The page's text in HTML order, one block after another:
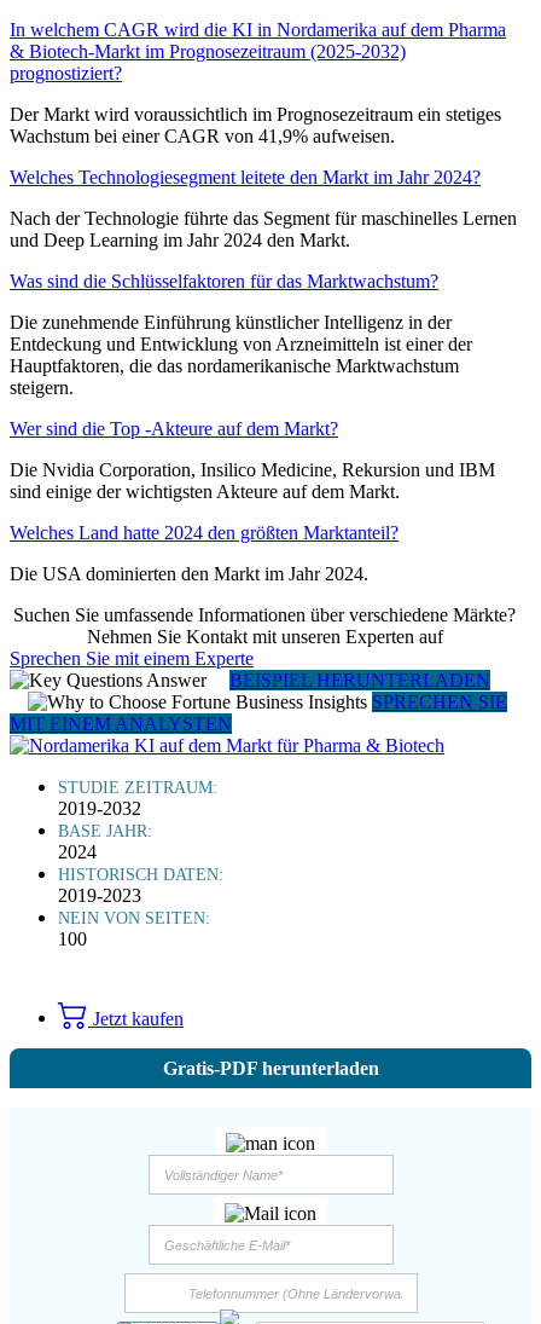
In welchem ​​CAGR wird die KI in Nordamerika auf dem Pharma
& Biotech-Markt im Prognosezeitraum (2025-2032)
prognostiziert?
Der Markt wird voraussichtlich im Prognosezeitraum ein stetiges
Wachstum bei einer CAGR von 41,9% aufweisen.
Welches Technologiesegment leitete den Markt im Jahr 2024?
Nach der Technologie führte das Segment für maschinelles Lernen
und Deep Learning im Jahr 2024 den Markt.
Was sind die Schlüsselfaktoren für das Marktwachstum?
Die zunehmende Einführung künstlicher Intelligenz in der
Entdeckung und Entwicklung von Arzneimitteln ist einer der
Hauptfaktoren, die das nordamerikanische Marktwachstum
steigern.
Wer sind die Top -Akteure auf dem Markt?
Die Nvidia Corporation, Insilico Medicine, Rekursion und IBM
sind einige der wichtigsten Akteure auf dem Markt.
Welches Land hatte 2024 den größten Marktanteil?
Die USA dominierten den Markt im Jahr 2024.
Suchen Sie umfassende Informationen über verschiedene Märkte?
Nehmen Sie Kontakt mit unseren Experten auf
Sprechen Sie mit einem Experte
BEISPIEL HERUNTERLADEN
SPRECHEN SIE
MIT EINEM ANALYSTEN
STUDIE ZEITRAUM:
2019-2032
BASE JAHR:
2024
HISTORISCH DATEN:
2019-2023
NEIN VON SEITEN:
100
Jetzt kaufen
Gratis-PDF herunterladen